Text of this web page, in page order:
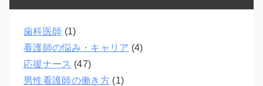
歯科医師 (1)
看護師の悩み・キャリア (4)
応援ナース (47)
男性看護師の働き方(1)